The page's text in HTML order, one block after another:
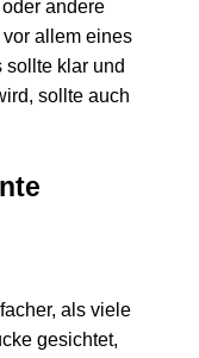
andere
allem eines
sollte klar und
sollte auch
als viele
gesichtet,